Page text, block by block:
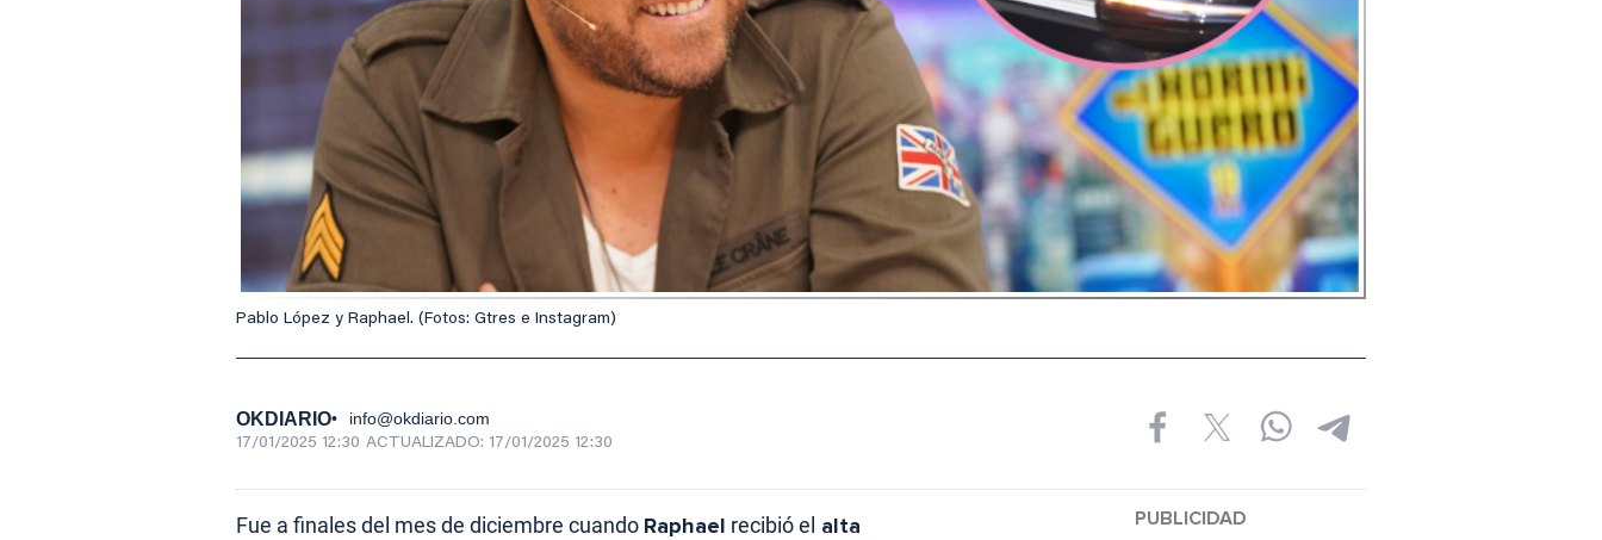
Pablo López y Raphael. (Fotos: Gtres e Instagram)
OKDIARIO info@okdiario.com
17/01/2025 12:30 ACTUALIZADO: 17/01/2025 12:30
Fue a finales del mes de diciembre cuando Raphael recibió el alta